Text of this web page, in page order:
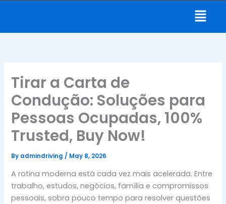
Menu
Tirar a Carta de
Condução: Soluções para
Pessoas Ocupadas, 100%
Trusted, Buy Now!
By admindriving / May 8, 2026
A rotina moderna está cada vez mais acelerada. Entre
trabalho, estudos, negócios, família e compromissos
pessoais, sobra pouco tempo para resolver questões